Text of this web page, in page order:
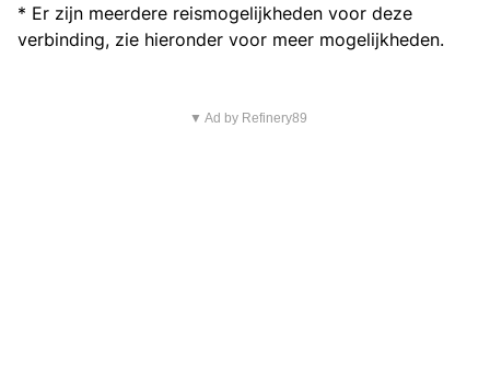
* Er zijn meerdere reismogelijkheden voor deze
verbinding, zie hieronder voor meer mogelijkheden.
▼ Ad by Refinery89